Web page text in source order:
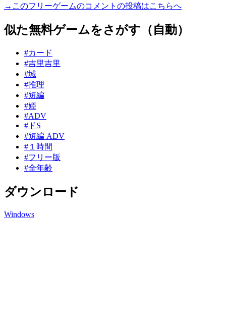
→このフリーゲームのコメントの投稿はこちらへ
似た無料ゲームをさがす（自動）
#カード
#吉里吉里
#城
#推理
#短編
#姫
#ADV
#ドS
#短編 ADV
#１時間
#フリー版
#全年齢
ダウンロード
Windows